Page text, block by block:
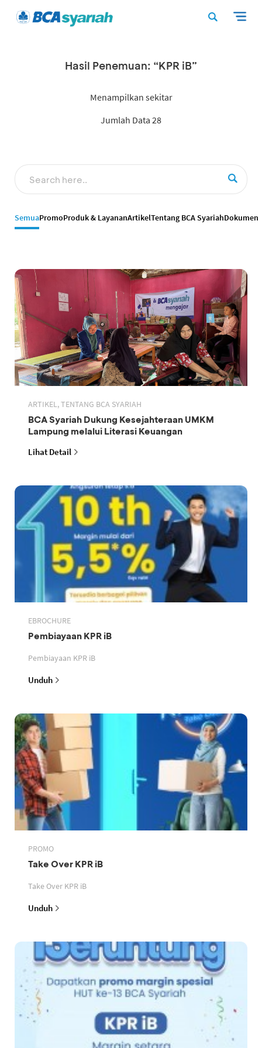
Hasil Penemuan: “KPR iB”
Menampilkan sekitar
Jumlah Data 28
SemuaPromoProduk & LayananArtikelTentang BCA SyariahDokumen
ARTIKEL, TENTANG BCA SYARIAH
BCA Syariah Dukung Kesejahteraan UMKM
Lampung melalui Literasi Keuangan
Lihat Detail
EBROCHURE
Pembiayaan KPR iB
Pembiayaan KPR iB
Unduh
PROMO
Take Over KPR iB
Take Over KPR iB
Unduh